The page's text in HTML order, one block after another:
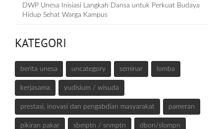
DWP Unesa Inisiasi Langkah Dansa untuk Perkuat Budaya
Hidup Sehat Warga Kampus
KATEGORI
berita unesa uncategory seminar lomba
kerjasama yudisium / wisuda
prestasi, inovasi dan pengabdian masyarakat pameran
pikiran pakar sbmptn / snmptn dbon/slompn